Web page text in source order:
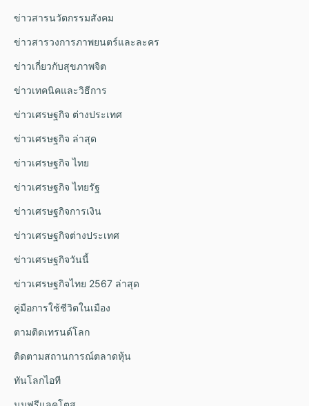
ข่าวสารนวัตกรรมสังคม
ข่าวสารวงการภาพยนตร์และละคร
ข่าวเกี่ยวกับสุขภาพจิต
ข่าวเทคนิคและวิธีการ
ข่าวเศรษฐกิจ ต่างประเทศ
ข่าวเศรษฐกิจ ล่าสุด
ข่าวเศรษฐกิจ ไทย
ข่าวเศรษฐกิจ ไทยรัฐ
ข่าวเศรษฐกิจการเงิน
ข่าวเศรษฐกิจต่างประเทศ
ข่าวเศรษฐกิจวันนี้
ข่าวเศรษฐกิจไทย 2567 ล่าสุด
คู่มือการใช้ชีวิตในเมือง
ตามติดเทรนด์โลก
ติดตามสถานการณ์ตลาดหุ้น
ทันโลกไอที